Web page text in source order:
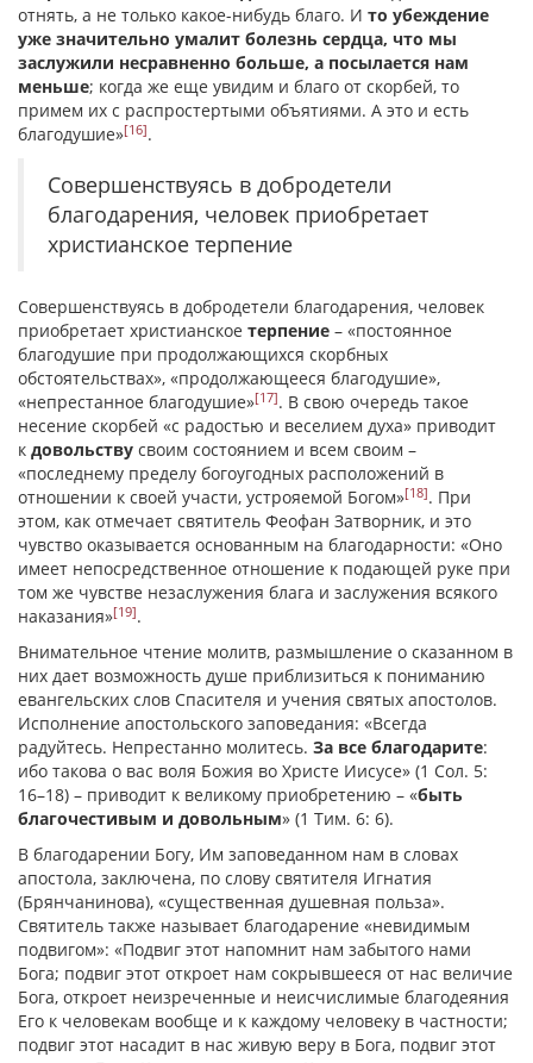
отнять, а не только какое-нибудь благо. И то убеждение
уже значительно умалит болезнь сердца, что мы
заслужили несравненно больше, а посылается нам
меньше; когда же еще увидим и благо от скорбей, то
примем их с распростертыми объятиями. А это и есть
благодушие»[16].
Совершенствуясь в добродетели
благодарения, человек приобретает
христианское терпение
Совершенствуясь в добродетели благодарения, человек
приобретает христианское терпение – «постоянное
благодушие при продолжающихся скорбных
обстоятельствах», «продолжающееся благодушие»,
«непрестанное благодушие»[17]. В свою очередь такое
несение скорбей «с радостью и веселием духа» приводит
к довольству своим состоянием и всем своим –
«последнему пределу богоугодных расположений в
отношении к своей участи, устрояемой Богом»[18]. При
этом, как отмечает святитель Феофан Затворник, и это
чувство оказывается основанным на благодарности: «Оно
имеет непосредственное отношение к подающей руке при
том же чувстве незаслужения блага и заслужения всякого
наказания»[19].
Внимательное чтение молитв, размышление о сказанном в
них дает возможность душе приблизиться к пониманию
евангельских слов Спасителя и учения святых апостолов.
Исполнение апостольского заповедания: «Всегда
радуйтесь. Непрестанно молитесь. За все благодарите:
ибо такова о вас воля Божия во Христе Иисусе» (1 Сол. 5:
16–18) – приводит к великому приобретению – «быть
благочестивым и довольным» (1 Тим. 6: 6).
В благодарении Богу, Им заповеданном нам в словах
апостола, заключена, по слову святителя Игнатия
(Брянчанинова), «существенная душевная польза».
Святитель также называет благодарение «невидимым
подвигом»: «Подвиг этот напомнит нам забытого нами
Бога; подвиг этот откроет нам сокрывшееся от нас величие
Бога, откроет неизреченные и неисчислимые благодеяния
Его к человекам вообще и к каждому человеку в частности;
подвиг этот насадит в нас живую веру в Бога, подвиг этот